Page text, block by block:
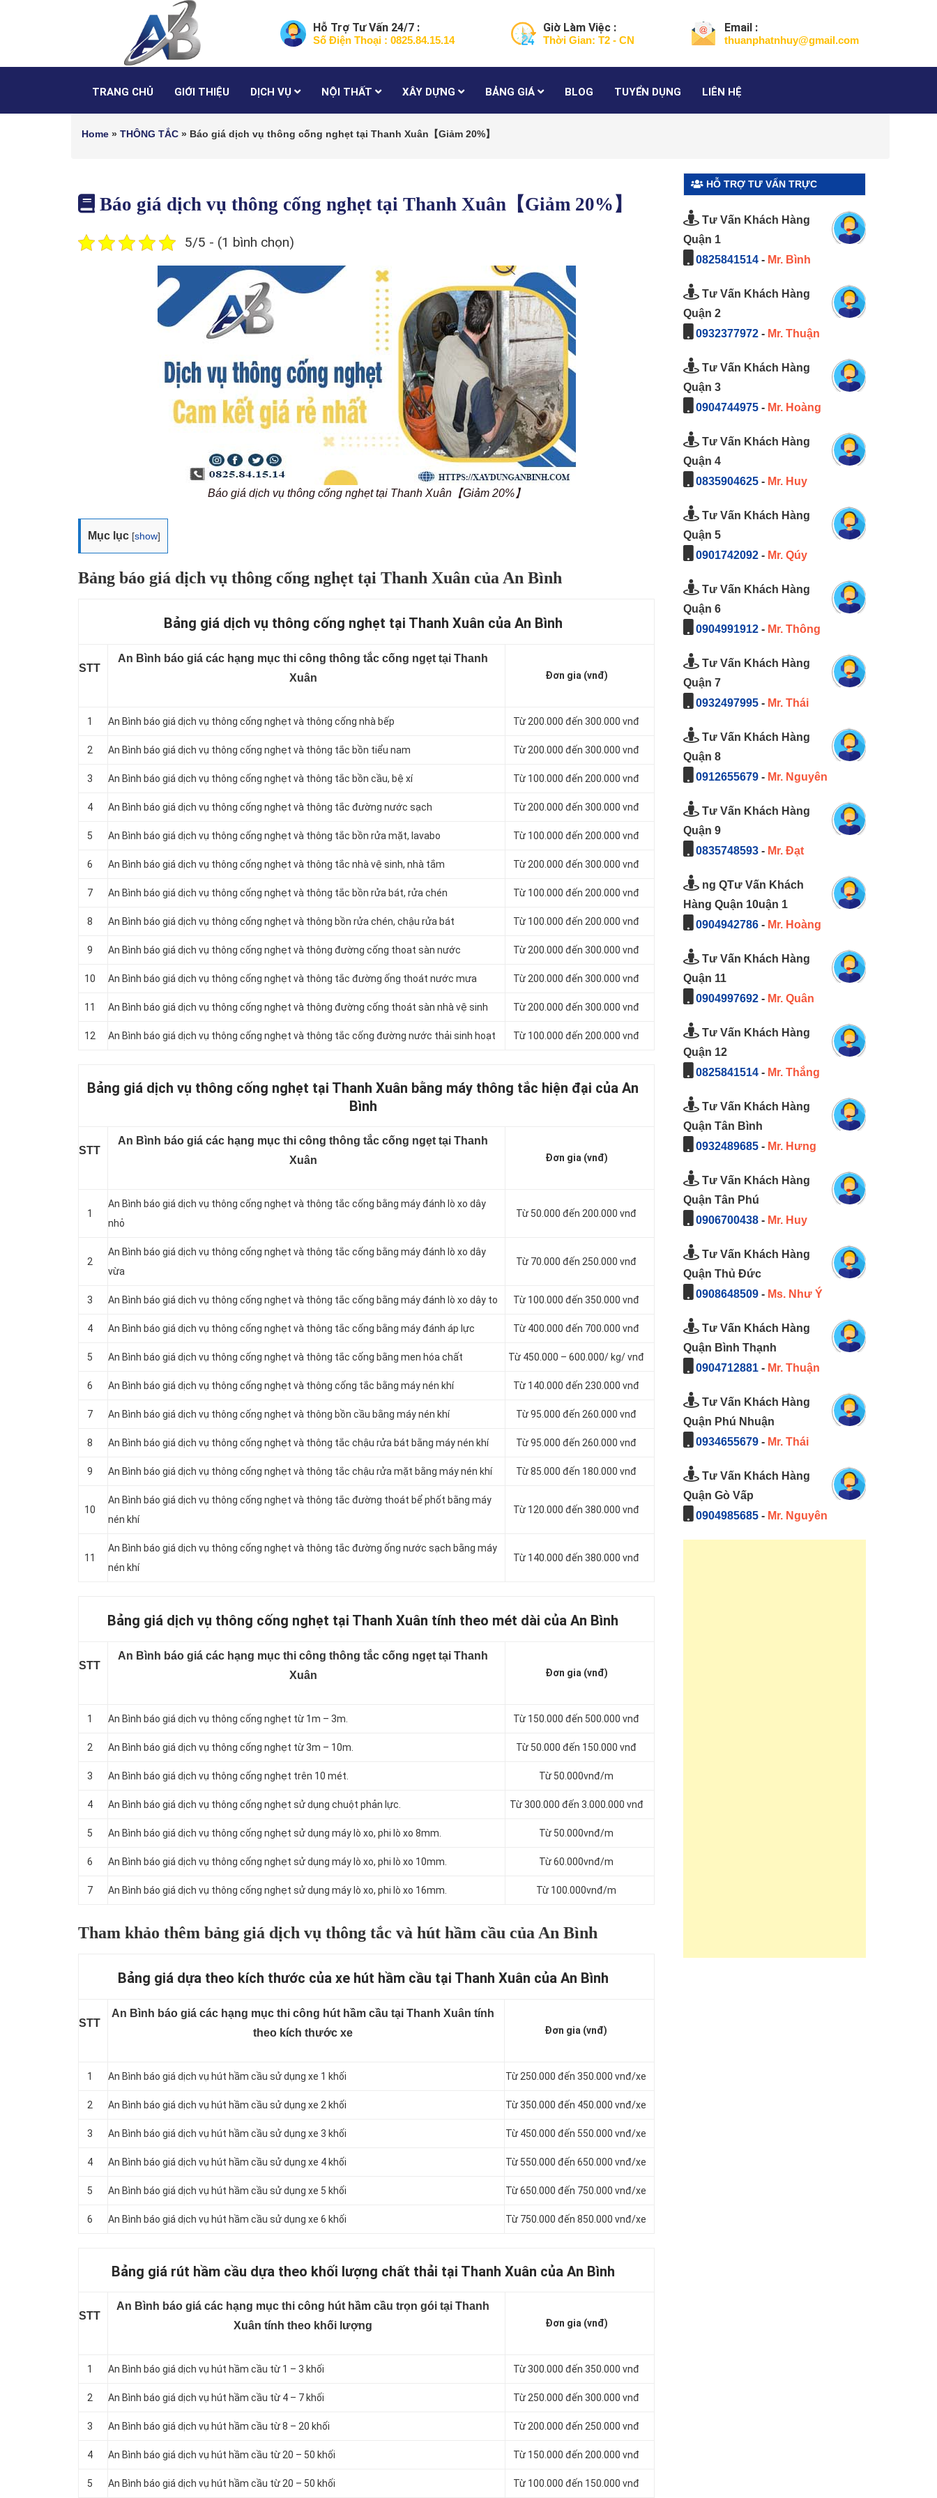
Hỗ Trợ Tư Vấn 24/7 :
Số Điện Thoại : 0825.84.15.14
Giờ Làm Việc :
Thời Gian: T2 - CN
Email :
thuanphatnhuy@gmail.com
TRANG CHỦ GIỚI THIỆU DỊCH VỤ NỘI THẤT XÂY DỰNG BẢNG GIÁ BLOG TUYỂN DỤNG LIÊN HỆ
Home » THÔNG TẮC » Báo giá dịch vụ thông cống nghẹt tại Thanh Xuân【Giảm 20%】
Báo giá dịch vụ thông cống nghẹt tại Thanh Xuân【Giảm 20%】
5/5 - (1 bình chọn)
Báo giá dịch vụ thông cống nghẹt tại Thanh Xuân【Giảm 20%】
Mục lục [show]
Bảng báo giá dịch vụ thông cống nghẹt tại Thanh Xuân của An Bình
Bảng giá dịch vụ thông cống nghẹt tại Thanh Xuân của An Bình
STT
An Bình báo giá các hạng mục thi công thông tắc cống ngẹt tại Thanh
Xuân
Đơn gia (vnđ)
1 An Bình báo giá dịch vụ thông cống nghẹt và thông cống nhà bếp Từ 200.000 đến 300.000 vnđ
2 An Bình báo giá dịch vụ thông cống nghẹt và thông tắc bồn tiểu nam Từ 200.000 đến 300.000 vnđ
3 An Bình báo giá dịch vụ thông cống nghẹt và thông tắc bồn cầu, bệ xí Từ 100.000 đến 200.000 vnđ
4 An Bình báo giá dịch vụ thông cống nghẹt và thông tắc đường nước sạch Từ 200.000 đến 300.000 vnđ
5 An Bình báo giá dịch vụ thông cống nghẹt và thông tắc bồn rửa mặt, lavabo Từ 100.000 đến 200.000 vnđ
6 An Bình báo giá dịch vụ thông cống nghẹt và thông tắc nhà vệ sinh, nhà tắm Từ 200.000 đến 300.000 vnđ
7 An Bình báo giá dịch vụ thông cống nghẹt và thông tắc bồn rửa bát, rửa chén Từ 100.000 đến 200.000 vnđ
8 An Bình báo giá dịch vụ thông cống nghẹt và thông bồn rửa chén, chậu rửa bát Từ 100.000 đến 200.000 vnđ
9 An Bình báo giá dịch vụ thông cống nghẹt và thông đường cống thoat sàn nước Từ 200.000 đến 300.000 vnđ
10 An Bình báo giá dịch vụ thông cống nghẹt và thông tắc đường ống thoát nước mưa Từ 200.000 đến 300.000 vnđ
11 An Bình báo giá dịch vụ thông cống nghẹt và thông đường cống thoát sàn nhà vệ sinh Từ 200.000 đến 300.000 vnđ
12 ‎An Bình báo giá dịch vụ thông cống nghẹt và thông tắc cống đường nước thải sinh hoạt Từ 100.000 đến 200.000 vnđ
Bảng giá dịch vụ thông cống nghẹt tại Thanh Xuân bằng máy thông tắc hiện đại của An
Bình
STT
An Bình báo giá các hạng mục thi công thông tắc cống ngẹt tại Thanh
Xuân
Đơn gia (vnđ)
1
An Bình báo giá dịch vụ thông cống nghẹt và thông tắc cống bằng máy đánh lò xo dây
nhỏ
Từ 50.000 đến 200.000 vnđ
2
An Bình báo giá dịch vụ thông cống nghẹt và thông tắc cống bằng máy đánh lò xo dây
vừa
Từ 70.000 đến 250.000 vnđ
3 An Bình báo giá dịch vụ thông cống nghẹt và thông tắc cống bằng máy đánh lò xo dây to Từ 100.000 đến 350.000 vnđ
4 An Bình báo giá dịch vụ thông cống nghẹt và thông tắc cống bằng máy đánh áp lực Từ 400.000 đến 700.000 vnđ
5 An Bình báo giá dịch vụ thông cống nghẹt và thông tắc cống bằng men hóa chất Từ 450.000 – 600.000/ kg/ vnđ
6 An Bình báo giá dịch vụ thông cống nghẹt và thông cống tắc bằng máy nén khí Từ 140.000 đến 230.000 vnđ
7 An Bình báo giá dịch vụ thông cống nghẹt và thông bồn cầu bằng máy nén khí Từ 95.000 đến 260.000 vnđ
8 An Bình báo giá dịch vụ thông cống nghẹt và thông tắc chậu rửa bát bằng máy nén khí Từ 95.000 đến 260.000 vnđ
9 An Bình báo giá dịch vụ thông cống nghẹt và thông tắc chậu rửa mặt bằng máy nén khí Từ 85.000 đến 180.000 vnđ
10
An Bình báo giá dịch vụ thông cống nghẹt và thông tắc đường thoát bể phốt bằng máy
nén khí
Từ 120.000 đến 380.000 vnđ
11
An Bình báo giá dịch vụ thông cống nghẹt và thông tắc đường ống nước sạch bằng máy
nén khí
Từ 140.000 đến 380.000 vnđ
Bảng giá dịch vụ thông cống nghẹt tại Thanh Xuân tính theo mét dài của An Bình
STT
An Bình báo giá các hạng mục thi công thông tắc cống ngẹt tại Thanh
Xuân
Đơn gia (vnđ)
1 An Bình báo giá dịch vụ thông cống nghẹt từ 1m – 3m. Từ 150.000 đến 500.000 vnđ
2 An Bình báo giá dịch vụ thông cống nghẹt từ 3m – 10m. Từ 50.000 đến 150.000 vnđ
3 An Bình báo giá dịch vụ thông cống nghẹt trên 10 mét. Từ 50.000vnđ/m
4 An Bình báo giá dịch vụ thông cống nghẹt sử dụng chuột phản lực. Từ 300.000 đến 3.000.000 vnđ
5 An Bình báo giá dịch vụ thông cống nghẹt sử dụng máy lò xo, phi lò xo 8mm. Từ 50.000vnđ/m
6 An Bình báo giá dịch vụ thông cống nghẹt sử dụng máy lò xo, phi lò xo 10mm. Từ 60.000vnđ/m
7 An Bình báo giá dịch vụ thông cống nghẹt sử dụng máy lò xo, phi lò xo 16mm. Từ 100.000vnđ/m
Tham khảo thêm bảng giá dịch vụ thông tắc và hút hầm cầu của An Bình
Bảng giá dựa theo kích thước của xe hút hầm cầu tại Thanh Xuân của An Bình
STT
An Bình báo giá các hạng mục thi công hút hầm cầu tại Thanh Xuân tính
theo kích thước xe
Đơn gia (vnđ)
1 An Bình báo giá dịch vụ hút hầm cầu sử dụng xe 1 khối Từ 250.000 đến 350.000 vnđ/xe
2 An Bình báo giá dịch vụ hút hầm cầu sử dụng xe 2 khối Từ 350.000 đến 450.000 vnđ/xe
3 An Bình báo giá dịch vụ hút hầm cầu sử dụng xe 3 khối Từ 450.000 đến 550.000 vnđ/xe
4 An Bình báo giá dịch vụ hút hầm cầu sử dụng xe 4 khối Từ 550.000 đến 650.000 vnđ/xe
5 An Bình báo giá dịch vụ hút hầm cầu sử dụng xe 5 khối Từ 650.000 đến 750.000 vnđ/xe
6 An Bình báo giá dịch vụ hút hầm cầu sử dụng xe 6 khối Từ 750.000 đến 850.000 vnđ/xe
Bảng giá rút hầm cầu dựa theo khối lượng chất thải tại Thanh Xuân của An Bình
STT
An Bình báo giá các hạng mục thi công hút hầm cầu trọn gói tại Thanh
Xuân tính theo khối lượng
Đơn gia (vnđ)
1 An Bình báo giá dịch vụ hút hầm cầu từ 1 – 3 khối Từ 300.000 đến 350.000 vnđ
2 An Bình báo giá dịch vụ hút hầm cầu từ 4 – 7 khối Từ 250.000 đến 300.000 vnđ
3 An Bình báo giá dịch vụ hút hầm cầu từ 8 – 20 khối Từ 200.000 đến 250.000 vnđ
4 An Bình báo giá dịch vụ hút hầm cầu từ 20 – 50 khối Từ 150.000 đến 200.000 vnđ
5 An Bình báo giá dịch vụ hút hầm cầu từ 20 – 50 khối Từ 100.000 đến 150.000 vnđ
HỖ TRỢ TƯ VẤN TRỰC
Tư Vấn Khách Hàng
Quận 1
0825841514- Mr. Bình
Tư Vấn Khách Hàng
Quận 2
0932377972- Mr. Thuận
Tư Vấn Khách Hàng
Quận 3
0904744975- Mr. Hoàng
Tư Vấn Khách Hàng
Quận 4
0835904625- Mr. Huy
Tư Vấn Khách Hàng
Quận 5
0901742092- Mr. Qúy
Tư Vấn Khách Hàng
Quận 6
0904991912- Mr. Thông
Tư Vấn Khách Hàng
Quận 7
0932497995- Mr. Thái
Tư Vấn Khách Hàng
Quận 8
0912655679- Mr. Nguyên
Tư Vấn Khách Hàng
Quận 9
0835748593- Mr. Đạt
ng QTư Vấn Khách
Hàng Quận 10uận 1
0904942786- Mr. Hoàng
Tư Vấn Khách Hàng
Quận 11
0904997692- Mr. Quân
Tư Vấn Khách Hàng
Quận 12
0825841514- Mr. Thắng
Tư Vấn Khách Hàng
Quận Tân Bình
0932489685- Mr. Hưng
Tư Vấn Khách Hàng
Quận Tân Phú
0906700438- Mr. Huy
Tư Vấn Khách Hàng
Quận Thủ Đức
0908648509- Ms. Như Ý
Tư Vấn Khách Hàng
Quận Bình Thạnh
0904712881- Mr. Thuận
Tư Vấn Khách Hàng
Quận Phú Nhuận
0934655679- Mr. Thái
Tư Vấn Khách Hàng
Quận Gò Vấp
0904985685- Mr. Nguyên